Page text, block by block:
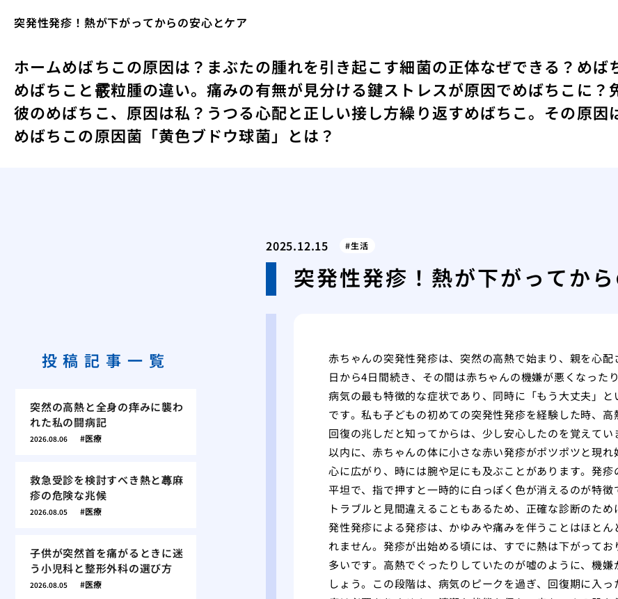
突発性発疹！熱が下がってからの安心とケア
ホームめばちこの原因は？まぶたの腫れを引き起こす細菌の正体なぜできる？めば
めばちこと霰粒腫の違い。痛みの有無が見分ける鍵ストレスが原因でめばちこに？
彼のめばちこ、原因は私？うつる心配と正しい接し方繰り返すめばちこ。その原因
めばちこの原因菌「黄色ブドウ球菌」とは？
2025.12.15 生活
突発性発疹！熱が下がってか
赤ちゃんの突発性発疹は、突然の高熱で始まり、親を心
日から4日間続き、その間は赤ちゃんの機嫌が悪くなった
病気の最も特徴的な症状であり、同時に「もう大丈夫」
です。私も子どもの初めての突発性発疹を経験した時、
回復の兆しだと知ってからは、少し安心したのを覚えて
以内に、赤ちゃんの体に小さな赤い発疹がポツポツと現
心に広がり、時には腕や足にも及ぶことがあります。発
平坦で、指で押すと一時的に白っぽく色が消えるのが特
トラブルと見間違えることもあるため、正確な診断のた
発性発疹による発疹は、かゆみや痛みを伴うことはほと
れません。発疹が出始める頃には、すでに熱は下がって
多いです。高熱でぐったりしていたのが嘘のように、機
しょう。この段階は、病気のピークを過ぎ、回復期に入
投稿記事一覧
突然の高熱と全身の痒みに襲わ
れた私の闘病記
2026.08.06 医療
救急受診を検討すべき熱と蕁麻
疹の危険な兆候
2026.08.05 医療
子供が突然首を痛がるときに迷
う小児科と整形外科の選び方
2026.08.05 医療